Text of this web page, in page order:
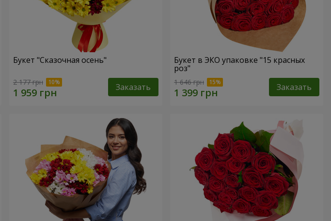
Букет "Сказочная осень"
2 177 грн Заказать
Букет в ЭКО упаковке "15 красных
роз"
1 646 грн Заказать